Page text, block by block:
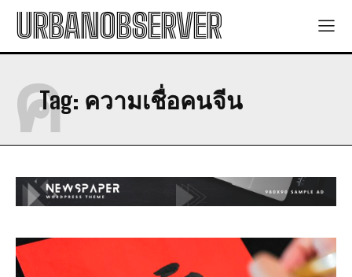
URBANOBSERVER
Tag: ความเชื่อคนจีน
ค